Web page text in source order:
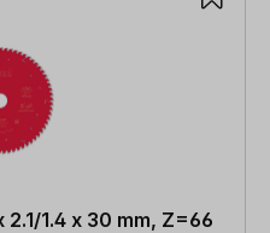
1.4 x 30 mm, Z=66